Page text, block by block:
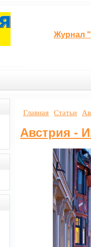
Журнал
Главная Статьи
Австрия -